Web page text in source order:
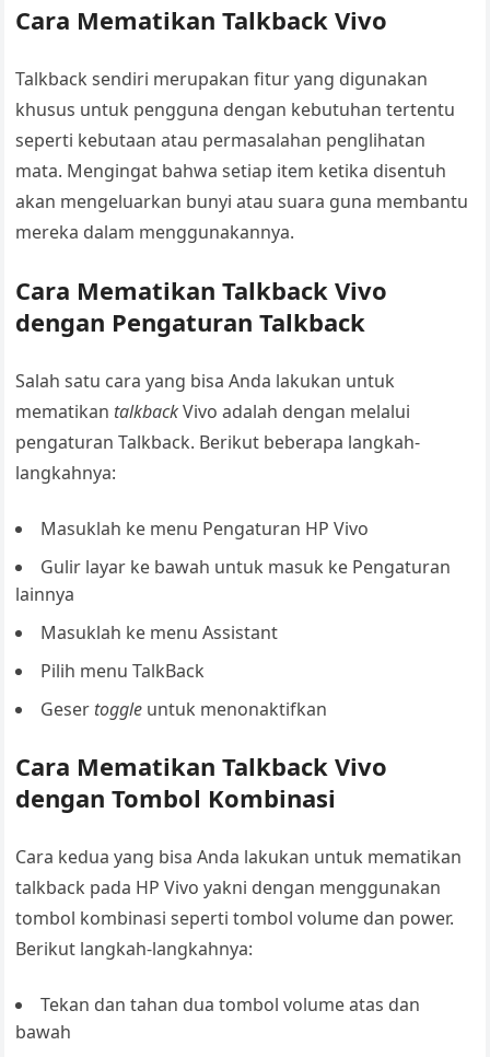
Cara Mematikan Talkback Vivo
Talkback sendiri merupakan fitur yang digunakan
khusus untuk pengguna dengan kebutuhan tertentu
seperti kebutaan atau permasalahan penglihatan
mata. Mengingat bahwa setiap item ketika disentuh
akan mengeluarkan bunyi atau suara guna membantu
mereka dalam menggunakannya.
Cara Mematikan Talkback Vivo
dengan Pengaturan Talkback
Salah satu cara yang bisa Anda lakukan untuk
mematikan talkbackVivo adalah dengan melalui
pengaturan Talkback. Berikut beberapa langkah-
langkahnya:
Masuklah ke menu Pengaturan HP Vivo
Gulir layar ke bawah untuk masuk ke Pengaturan
lainnya
Masuklah ke menu Assistant
Pilih menu TalkBack
Geser toggle untuk menonaktifkan
Cara Mematikan Talkback Vivo
dengan Tombol Kombinasi
Cara kedua yang bisa Anda lakukan untuk mematikan
talkback pada HP Vivo yakni dengan menggunakan
tombol kombinasi seperti tombol volume dan power.
Berikut langkah-langkahnya:
Tekan dan tahan dua tombol volume atas dan
bawah